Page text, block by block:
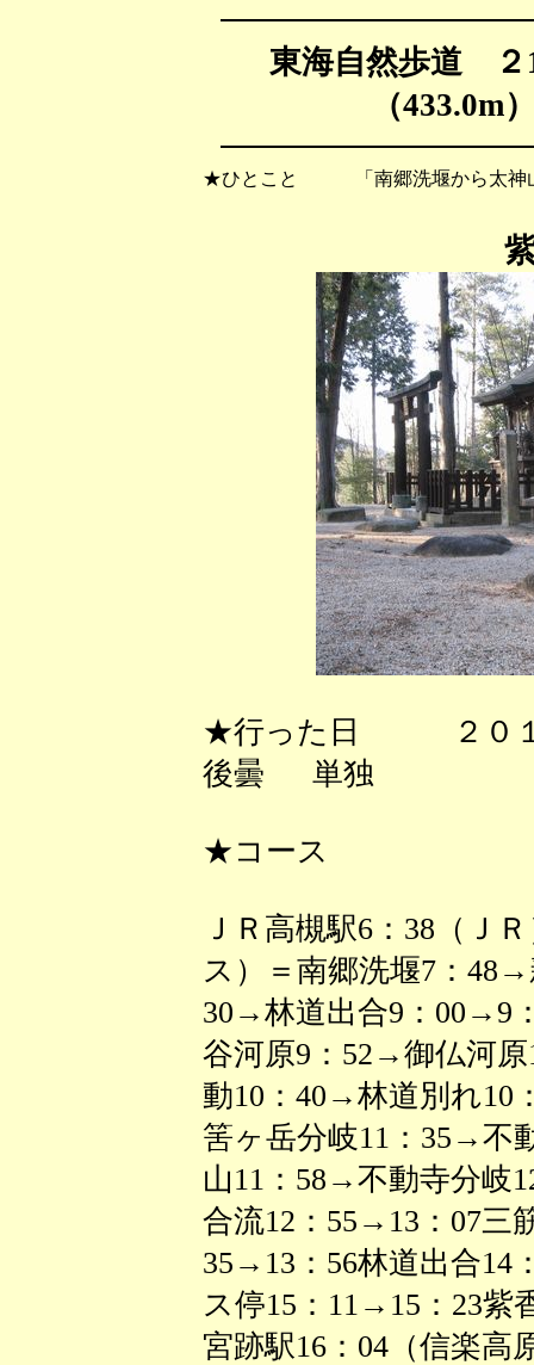
東海自然歩道 ２
（433.0m
★ひとこと 「南郷洗堰から太神山
★行った日 ２０１
後曇 単独
★コース
ＪＲ高槻駅6：38（Ｊ
ス）＝南郷洗堰7：
30→林道出合9：00→9
谷河原9：52→御仏河
動10：40→林道別れ10
筈ヶ岳分岐11：35→不
山11：58→不動寺分岐
合流12：55→13：07三
35→13：56林道出合
ス停15：11→15：23紫
宮跡駅16：04（信楽高